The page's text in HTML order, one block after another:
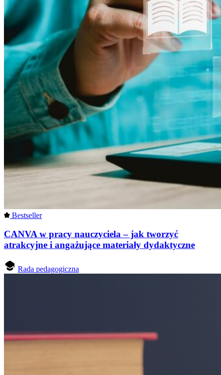
Bestseller
CANVA w pracy nauczyciela – jak tworzyć
atrakcyjne i angażujące materiały dydaktyczne
Rada pedagogiczna